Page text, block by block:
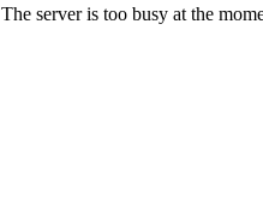
The server is too busy at the